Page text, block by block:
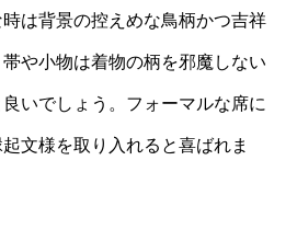
は背景の控えめな鳥柄かつ吉祥
や小物は着物の柄を邪魔しない
いでしょう。フォーマルな席に
文様を取り入れると喜ばれま